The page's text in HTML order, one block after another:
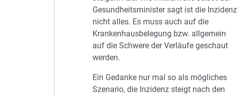
Gesundheitsminister sagt ist die Inzidenz
nicht alles. Es muss auch auf die
Krankenhausbelegung bzw. allgemein
auf die Schwere der Verläufe geschaut
werden.
Ein Gedanke nur mal so als mögliches
Szenario, die Inzidenz steigt nach den